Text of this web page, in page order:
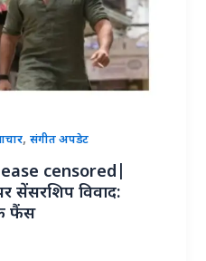
,संगीत अपडेट
censored|
सेंसरशिप विवाद:
फैंस